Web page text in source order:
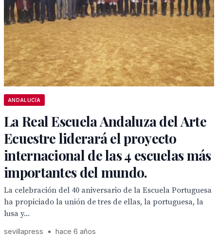
ANDALUCÍA
La Real Escuela Andaluza del Arte
Ecuestre liderará el proyecto
internacional de las 4 escuelas más
importantes del mundo.
La celebración del 40 aniversario de la Escuela Portuguesa
ha propiciado la unión de tres de ellas, la portuguesa, la
lusa y...
sevillapress • hace 6 años